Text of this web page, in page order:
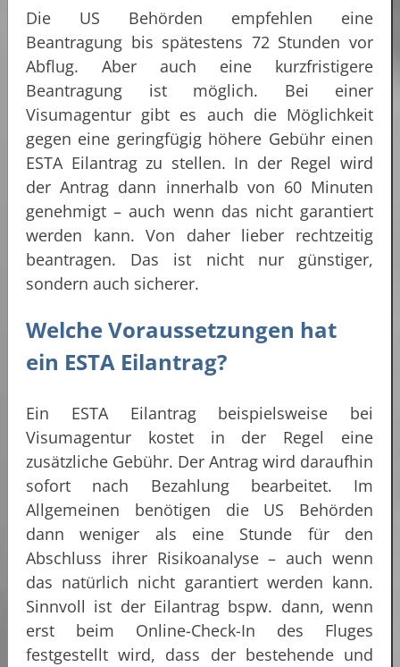
Die US Behörden empfehlen eine
Beantragung bis spätestens 72 Stunden vor
Abflug. Aber auch eine kurzfristigere
Beantragung ist möglich. Bei einer
Visumagentur gibt es auch die Möglichkeit
gegen eine geringfügig höhere Gebühr einen
ESTA Eilantrag zu stellen. In der Regel wird
der Antrag dann innerhalb von 60 Minuten
genehmigt – auch wenn das nicht garantiert
werden kann. Von daher lieber rechtzeitig
beantragen. Das ist nicht nur günstiger,
sondern auch sicherer.
Welche Voraussetzungen hat
ein ESTA Eilantrag?
Ein ESTA Eilantrag beispielsweise bei
Visumagentur kostet in der Regel eine
zusätzliche Gebühr. Der Antrag wird daraufhin
sofort nach Bezahlung bearbeitet. Im
Allgemeinen benötigen die US Behörden
dann weniger als eine Stunde für den
Abschluss ihrer Risikoanalyse – auch wenn
das natürlich nicht garantiert werden kann.
Sinnvoll ist der Eilantrag bspw. dann, wenn
erst beim Online-Check-In des Fluges
festgestellt wird, dass der bestehende und